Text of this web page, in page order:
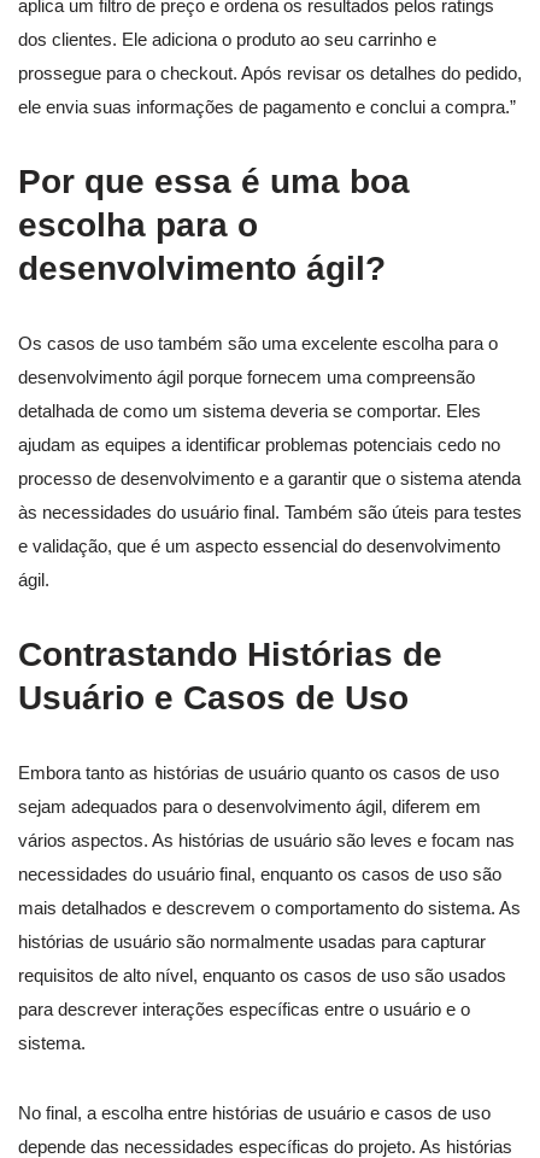
aplica um filtro de preço e ordena os resultados pelos ratings
dos clientes. Ele adiciona o produto ao seu carrinho e
prossegue para o checkout. Após revisar os detalhes do pedido,
ele envia suas informações de pagamento e conclui a compra.”
Por que essa é uma boa
escolha para o
desenvolvimento ágil?
Os casos de uso também são uma excelente escolha para o
desenvolvimento ágil porque fornecem uma compreensão
detalhada de como um sistema deveria se comportar. Eles
ajudam as equipes a identificar problemas potenciais cedo no
processo de desenvolvimento e a garantir que o sistema atenda
às necessidades do usuário final. Também são úteis para testes
e validação, que é um aspecto essencial do desenvolvimento
ágil.
Contrastando Histórias de
Usuário e Casos de Uso
Embora tanto as histórias de usuário quanto os casos de uso
sejam adequados para o desenvolvimento ágil, diferem em
vários aspectos. As histórias de usuário são leves e focam nas
necessidades do usuário final, enquanto os casos de uso são
mais detalhados e descrevem o comportamento do sistema. As
histórias de usuário são normalmente usadas para capturar
requisitos de alto nível, enquanto os casos de uso são usados
para descrever interações específicas entre o usuário e o
sistema.
No final, a escolha entre histórias de usuário e casos de uso
depende das necessidades específicas do projeto. As histórias